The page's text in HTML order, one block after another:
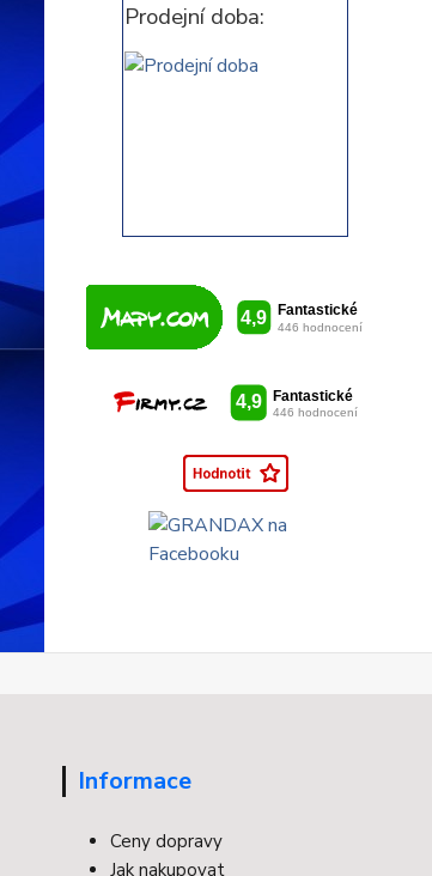
Prodejní doba:
Informace
Ceny dopravy
Jak nakupovat